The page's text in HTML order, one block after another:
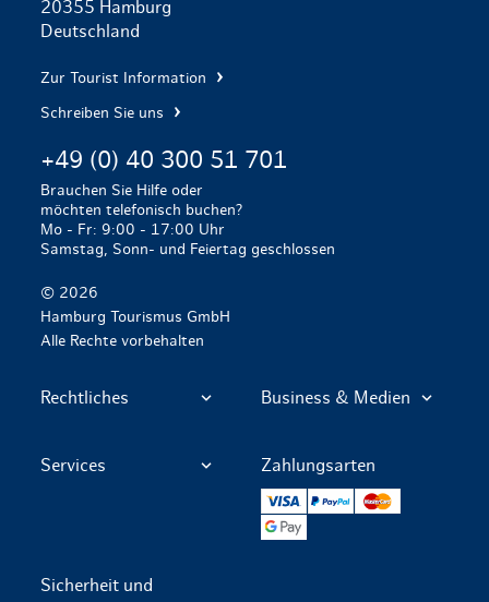
20355 Hamburg
Deutschland
Zur Tourist Information
Schreiben Sie uns
+49 (0) 40 300 51 701
Brauchen Sie Hilfe oder
möchten telefonisch buchen?
Mo - Fr: 9:00 - 17:00 Uhr
Samstag, Sonn- und Feiertag geschlossen
© 2026
Hamburg Tourismus GmbH
Alle Rechte vorbehalten
Rechtliches Business & Medien
Services Zahlungsarten
PayPal
Sicherheit und